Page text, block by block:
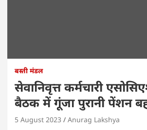
बस्ती मंडल
सेवानिवृत्त कर्मचारी
बैठक में गूंजा पुरानी पेंशन
5 August 2023 Anurag Lakshya